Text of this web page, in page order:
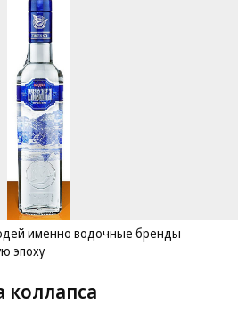
именно водочные бренды
эпоху
коллапса